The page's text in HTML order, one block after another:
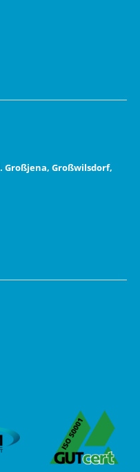
Großjena, Großwilsdorf,